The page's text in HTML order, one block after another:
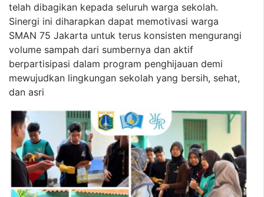
telah dibagikan kepada seluruh warga sekolah.
Sinergi ini diharapkan dapat memotivasi warga
SMAN 75 Jakarta untuk terus konsisten mengurangi
volume sampah dari sumbernya dan aktif
berpartisipasi dalam program penghijauan demi
mewujudkan lingkungan sekolah yang bersih, sehat,
dan asri